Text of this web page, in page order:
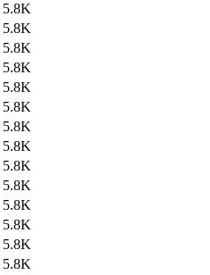
5.8K
5.8K
5.8K
5.8K
5.8K
5.8K
5.8K
5.8K
5.8K
5.8K
5.8K
5.8K
5.8K
5.8K